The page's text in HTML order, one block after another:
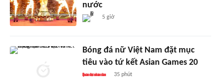
nước
5 giờ
Bóng đá nữ Việt Nam đặt mục
tiêu vào tứ kết Asian Games 20
35 phút